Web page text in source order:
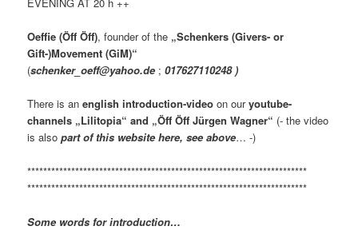
Oeffie (Öff Öff), founder of the „Schenkers (Givers- or
Gift-)Movement (GiM)“
(schenker_oeff@yahoo.de ;017627110248 )
There is anenglish introduction-video on ouryoutube-
channels „Lilitopia“ and „Öff Öff Jürgen Wagner“ (- the video
is alsopart of this website here, see above… -)
**********************************************************************
**********************************************************************
Some words for introduction…